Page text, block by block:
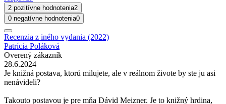
2 pozitívne hodnotenia2
0 negatívne hodnotenia0
Recenzia z iného vydania (2022)
Patrícia Poláková
Overený zákazník
28.6.2024
Je knižná postava, ktorú milujete, ale v reálnom živote by ste ju asi
nenávideli?
Takouto postavou je pre mňa Dávid Meizner. Je to knižný hrdina,